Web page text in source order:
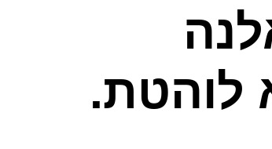
לוהטת.